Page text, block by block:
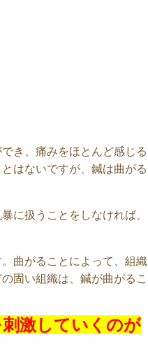
き、痛みをほとんど感じる
はないですが、鍼は曲がる
に扱うことをしなければ、
曲がることによって、組織
固い組織は、鍼が曲がるこ
激していくのが